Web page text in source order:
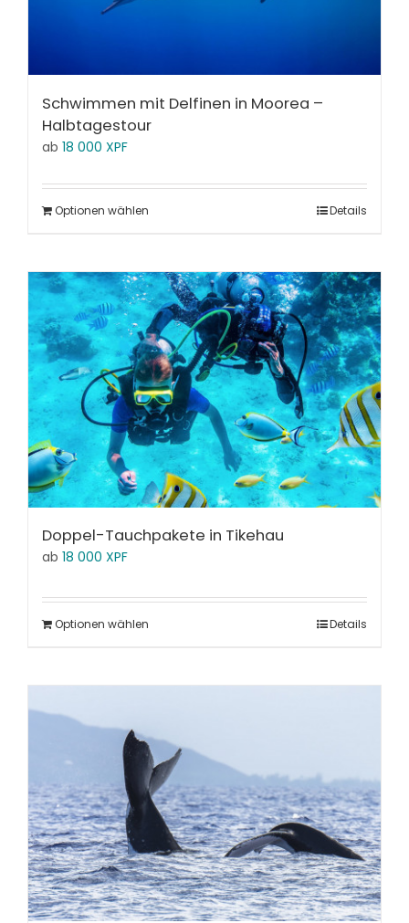
Schwimmen mit Delfinen in Moorea –
Halbtagestour
ab 18 000 XPF
Optionen wählen Details
Doppel-Tauchpakete in Tikehau
ab 18 000 XPF
Optionen wählen Details